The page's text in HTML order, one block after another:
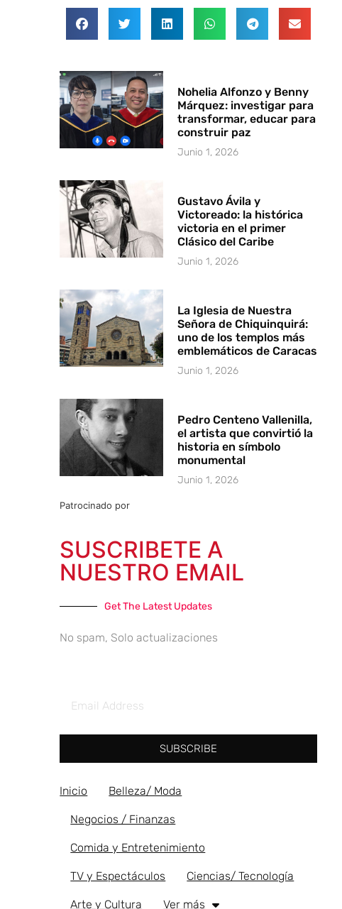
Nohelia Alfonzo y Benny
Márquez: investigar para
transformar, educar para
construir paz
Junio 1, 2026
Gustavo Ávila y
Victoreado: la histórica
victoria en el primer
Clásico del Caribe
Junio 1, 2026
La Iglesia de Nuestra
Señora de Chiquinquirá:
uno de los templos más
emblemáticos de Caracas
Junio 1, 2026
Pedro Centeno Vallenilla,
el artista que convirtió la
historia en símbolo
monumental
Junio 1, 2026
Patrocinado por
SUSCRIBETE A
NUESTRO EMAIL
Get The Latest Updates
No spam, Solo actualizaciones
SUBSCRIBE
Inicio Belleza/ Moda
Negocios / Finanzas
Comida y Entretenimiento
TV y Espectáculos Ciencias/ Tecnología
Arte y Cultura Ver más